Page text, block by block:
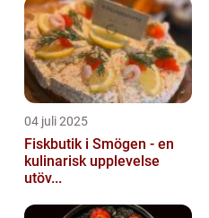
04 juli 2025
Fiskbutik i Smögen - en
kulinarisk upplevelse
utöv...